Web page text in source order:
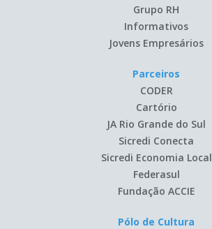
Grupo RH
Informativos
Jovens Empresários
Parceiros
CODER
Cartório
JA Rio Grande do Sul
Sicredi Conecta
Sicredi Economia Local
Federasul
Fundação ACCIE
Pólo de Cultura